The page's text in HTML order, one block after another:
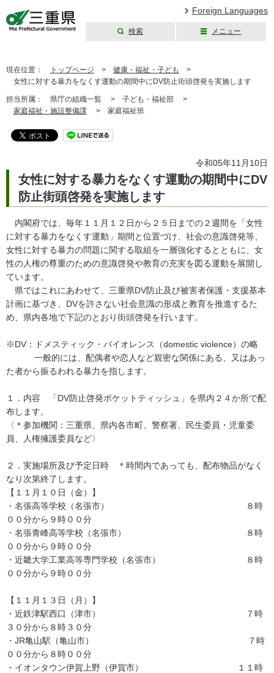
Foreign Languages
検索 メニュー
現在位置： トップページ > 健康・福祉・子ども
>
女性に対する暴力をなくす運動の期間中にDV防止街頭啓発を実施します
担当所属： 県庁の組織一覧 > 子ども・福祉部 >
家庭福祉・施設整備課 > 家庭福祉班
令和05年11月10日
女性に対する暴力をなくす運動の期間中にDV
防止街頭啓発を実施します
内閣府では、毎年１１月１２日から２５日までの２週間を「女性
に対する暴力をなくす運動」期間と位置づけ、社会の意識啓発等、
女性に対する暴力の問題に関する取組を一層強化するとともに、女
性の人権の尊重のための意識啓発や教育の充実を図る運動を展開し
ています。
県ではこれにあわせて、三重県DV防止及び被害者保護・支援基本
計画に基づき、DVを許さない社会意識の形成と教育を推進するた
め、県内各地で下記のとおり街頭啓発を行います。
※DV：ドメスティック・バイオレンス（domestic violence）の略
一般的には、配偶者や恋人など親密な関係にある、又はあっ
た者から振るわれる暴力を指します。
１．内容 「DV防止啓発ポケットティッシュ」を県内２４か所で配
布します。
〈＊参加機関：三重県、県内各市町、警察署、民生委員・児童委
員、人権擁護委員など〉
２．実施場所及び予定日時 ＊時間内であっても、配布物品がなく
なり次第終了します。
【１１月１０日（金）】
・名張高等学校（名張市） ８時
００分から９時００分
・名張青峰高等学校（名張市） ８時
００分から９時００分
・近畿大学工業高等専門学校（名張市） ８時
００分から９時００分
【１１月１３日（月）】
・近鉄津駅西口（津市） ７時
３０分から８時３０分
・JR亀山駅（亀山市） ７時
００分から８時００分
・イオンタウン伊賀上野（伊賀市） １１時